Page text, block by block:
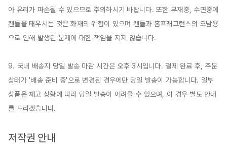
아 유리가 파손될 수 있으므로 주의하시기 바랍니다. 또한 부재중, 수면중에
캔들을 태우시는 것은 화재의 위험이 있으며 캔들과 홈프래그런스의 오남용
으로 인해 발생된 문제에 대한 책임을 지지 않습니다.
9. 국내 배송지 당일 발송 마감 시간은 오후 3시입니다. 결제 완료 후, 주문
상태가 '배송 준비 중'으로 변경된 경우에만 당일 발송이 가능합니다. 일부
상품은 재고 상황에 따라 당일 발송이 어려울 수 있으며, 이 경우 별도 안내
를 드리겠습니다.
저작권 안내